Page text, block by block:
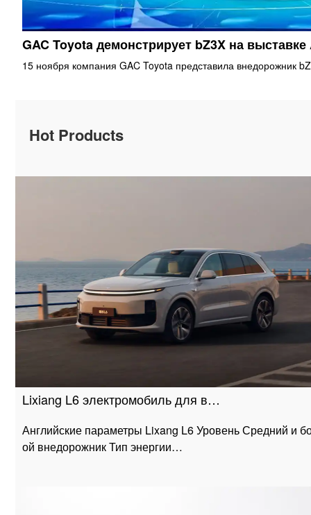
GAC Toyota демонстрирует bZ3X на
15 ноября компания GAC Toyota представила внедорожник
Hot Products
Lixiang L6 электромобиль для в…
Английские параметры Lixang L6 Уровень Средний и
ой внедорожник Тип энергии…